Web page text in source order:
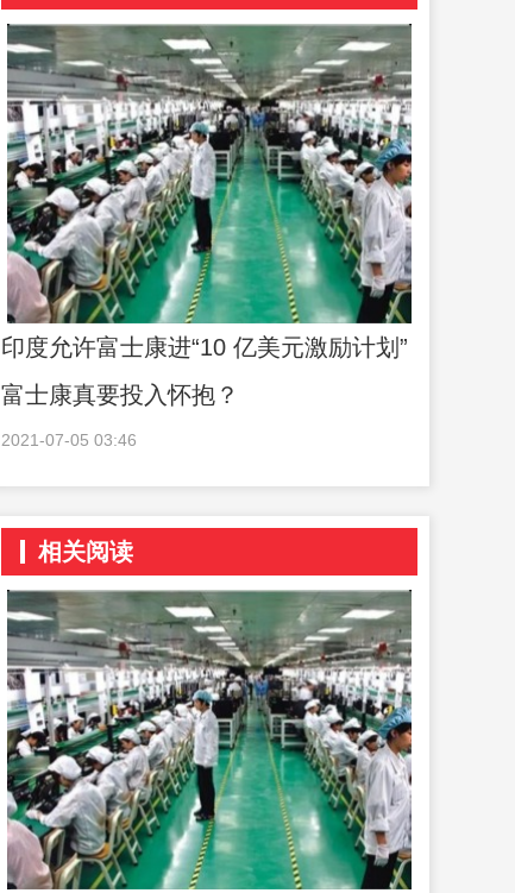
印度允许富士康进“10 亿美元激励计划”
富士康真要投入怀抱？
2021-07-05 03:46
相关阅读